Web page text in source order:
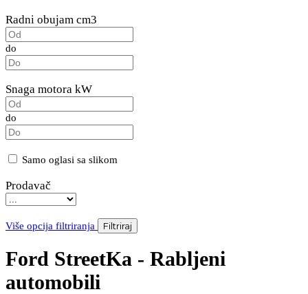
Radni obujam cm3
do
Snaga motora kW
do
Samo oglasi sa slikom
Prodavač
Više opcija filtriranja Filtriraj
Ford StreetKa - Rabljeni
automobili